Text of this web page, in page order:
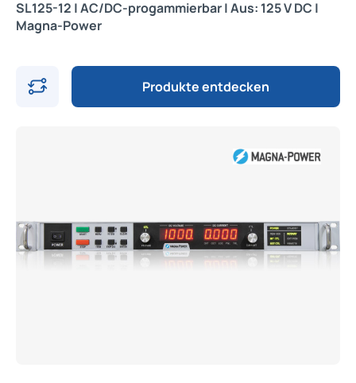
SL125-12 | AC/DC-progammierbar | Aus: 125 V DC |
Magna-Power
Produkte entdecken